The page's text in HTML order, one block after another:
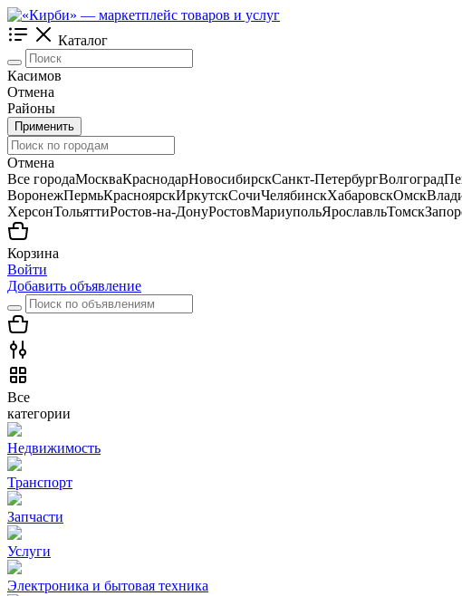
Каталог
Касимов
Отмена
Районы
Применить
Отмена
Все городаМоскваКраснодарНовосибирскСанкт-ПетербургВолгоград
ВоронежПермьКрасноярскИркутскСочиЧелябинскХабаровскОмск
ХерсонТольяттиРостов-на-ДонуРостовМариупольЯрославльТомск
Корзина
Войти
Добавить объявление
Все
категории
Недвижимость
Транспорт
Запчасти
Услуги
Электроника и бытовая техника